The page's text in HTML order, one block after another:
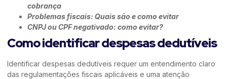
cobrança
Problemas fiscais: Quais são e como evitar
CNPJ ou CPF negativado: como evitar?
Como identificar despesas dedutíveis
Identificar despesas dedutíveis requer um entendimento claro
das regulamentações fiscais aplicáveis e uma atenção